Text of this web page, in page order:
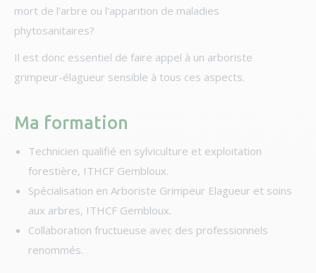
mort de l’arbre ou l’apparition de maladies
phytosanitaires?
Il est donc essentiel de faire appel à un arboriste
grimpeur-élagueur sensible à tous ces aspects.
Ma formation
Technicien qualifié en sylviculture et exploitation
forestière, ITHCF Gembloux.
Spécialisation en Arboriste Grimpeur Elagueur et soins
aux arbres, ITHCF Gembloux.
Collaboration fructueuse avec des professionnels
renommés.